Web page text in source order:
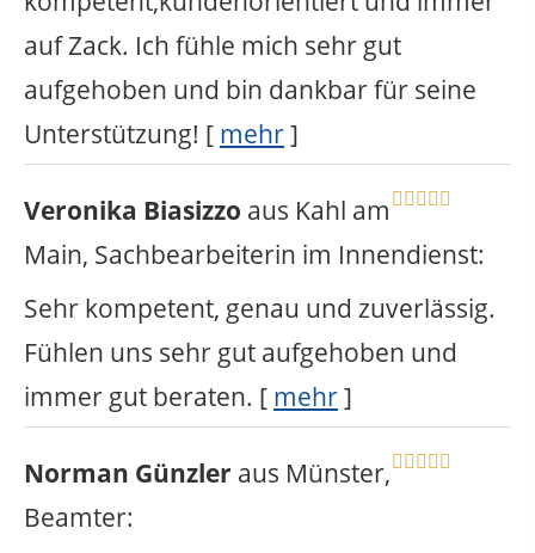
auf Zack. Ich fühle mich sehr gut
aufgehoben und bin dankbar für seine
Unterstützung! [ mehr]
Veronika Biasizzo aus Kahl am
Main, Sachbearbeiterin im Innendienst:
Sehr kompetent, genau und zuverlässig.
Fühlen uns sehr gut aufgehoben und
immer gut beraten. [ mehr]
Norman Günzler aus Münster,
Beamter: